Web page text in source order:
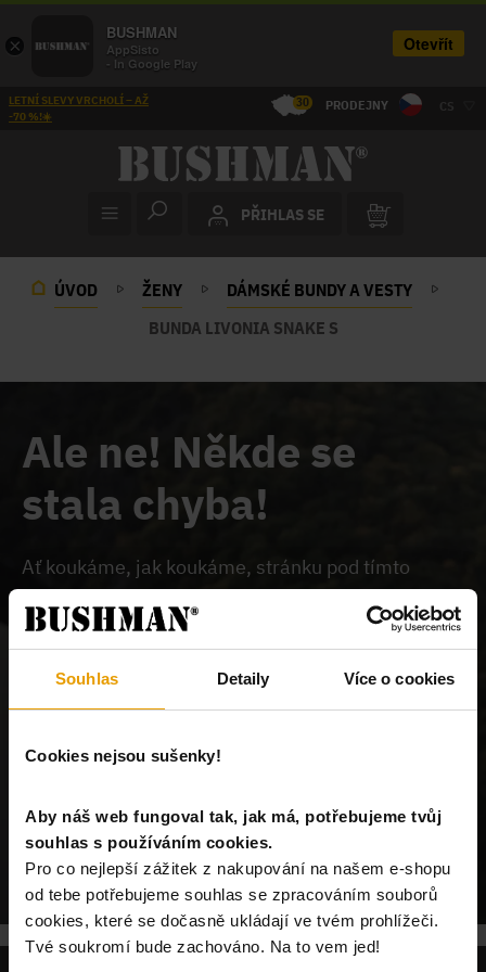
Souhlas Detaily Více o cookies
Cookies nejsou sušenky!
Aby náš web fungoval tak, jak má, potřebujeme tvůj
souhlas s používáním cookies.
Pro co nejlepší zážitek z nakupování na našem e-shopu
od tebe potřebujeme souhlas se zpracováním souborů
cookies, které se dočasně ukládají ve tvém prohlížeči.
Tvé soukromí bude zachováno. Na to vem jed!
LETNÍ SLEVY VRCHOLÍ – AŽ
-70 %!☀️
30 PRODEJNY CS
PŘIHLAS SE
ÚVOD ŽENY
DÁMSKÉ BUNDY A VESTY
BUNDA LIVONIA SNAKE S
Ale ne! Někde se
stala chyba!
Ať koukáme, jak koukáme, stránku pod tímto
odkazem na našem webu nemůžeme najít.
Buď je
chybně zadaný odkaz, nebo je požadovaný produkt
POKRAČUJ NA ÚVODNÍ STRÁNKU
×
BUSHMAN
AppSisto
- In Google Play
Otevřít